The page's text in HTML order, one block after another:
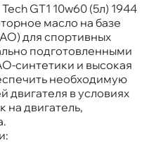
GT1 10w60 (5л) 1944
масло на базе
для спортивных
подготовленными
синтетики и высокая
необходимую
двигателя в условиях
на двигатель,
H3
ACEA: A3/B4